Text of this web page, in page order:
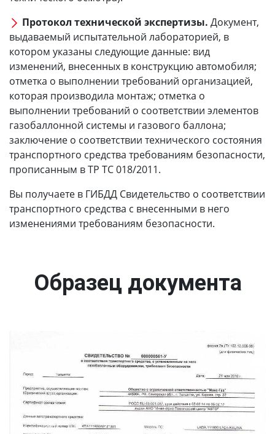
Протокол технической экспертизы. Документ,
выдаваемый испытательной лабораторией, в
котором указаны следующие данные: вид
изменений, внесенных в конструкцию автомобиля;
отметка о выполнении требований организацией,
которая производила монтаж; отметка о
выполнении требований о соответствии элементов
газобаллонной системы и газового баллона;
заключение о соответствии технического состояния
транспортного средства требованиям безопасности,
прописанным в ТР ТС 018/2011.
Вы получаете в ГИБДД Свидетельство о соответствии
транспортного средства с внесенными в него
изменениями требованиям безопасности.
Образец документа